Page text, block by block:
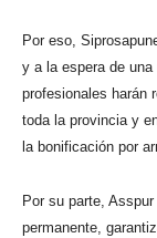
Por eso,
y a la espera de
profesionales harán
toda la provincia y
la bonificación por
Por su parte,
permanente,